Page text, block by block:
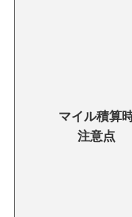
マイル積算
注意点